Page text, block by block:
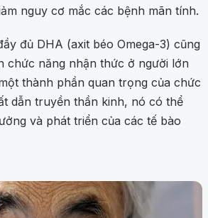
nguy cơ mắc các bệnh mãn tính.
đủ DHA (axit béo Omega-3) cũng
chức năng nhận thức ở người lớn
thành phần quan trọng của chức
dẫn truyền thần kinh, nó có thể
và phát triển của các tế bào